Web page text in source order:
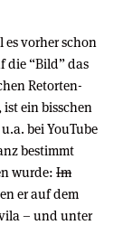
vorher schon
die “Bild” das
Retorten-
ein bisschen
bei YouTube
bestimmt
wurde: Im
er auf dem
– und unter